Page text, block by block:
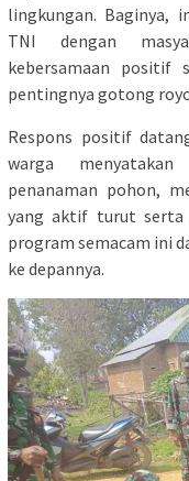
lingkungan. Baginya,
TNI dengan
kebersamaan positif
pentingnya gotong
Respons positif
warga
penanaman pohon,
yang aktif turut serta
program semacam ini
ke depannya.